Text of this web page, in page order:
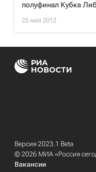
полуфинал Кубка
25 мая 2012
Версия 2023.1 Beta
© 2026 МИА «Россия
Вакансии